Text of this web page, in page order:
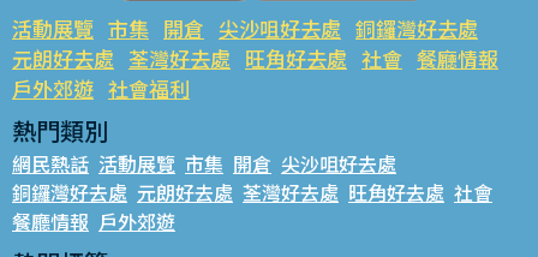
活動展覽 市集 開倉 尖沙咀好去處 銅鑼灣好去處
元朗好去處 荃灣好去處 旺角好去處 社會 餐廳情報
戶外郊遊 社會福利
熱門類別
網民熱話 活動展覽 市集 開倉 尖沙咀好去處
銅鑼灣好去處 元朗好去處 荃灣好去處 旺角好去處 社會
餐廳情報 戶外郊遊